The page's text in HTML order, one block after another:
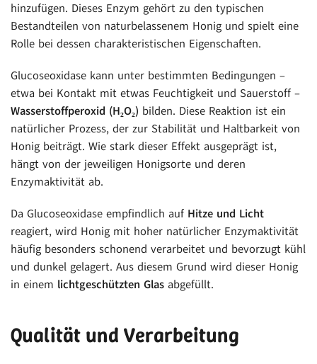
hinzufügen. Dieses Enzym gehört zu den typischen
Bestandteilen von naturbelassenem Honig und spielt eine
Rolle bei dessen charakteristischen Eigenschaften.
Glucoseoxidase kann unter bestimmten Bedingungen –
etwa bei Kontakt mit etwas Feuchtigkeit und Sauerstoff –
Wasserstoffperoxid (H₂O₂) bilden. Diese Reaktion ist ein
natürlicher Prozess, der zur Stabilität und Haltbarkeit von
Honig beiträgt. Wie stark dieser Effekt ausgeprägt ist,
hängt von der jeweiligen Honigsorte und deren
Enzymaktivität ab.
Da Glucoseoxidase empfindlich auf Hitze und Licht
reagiert, wird Honig mit hoher natürlicher Enzymaktivität
häufig besonders schonend verarbeitet und bevorzugt kühl
und dunkel gelagert. Aus diesem Grund wird dieser Honig
in einem lichtgeschützten Glas abgefüllt.
Qualität und Verarbeitung